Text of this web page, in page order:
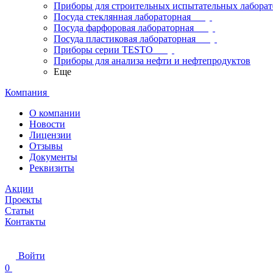
Приборы для строительных испытательных
Посуда стеклянная лабораторная
Посуда фарфоровая лабораторная
Посуда пластиковая лабораторная
Приборы серии TESTO
Приборы для анализа нефти и нефтепродуктов
Еще
Компания
О компании
Новости
Лицензии
Отзывы
Документы
Реквизиты
Акции
Проекты
Статьи
Контакты
Войти
0